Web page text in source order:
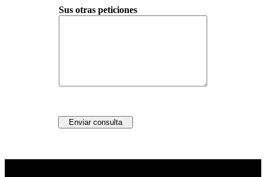
Sus otras peticiones
Enviar consulta